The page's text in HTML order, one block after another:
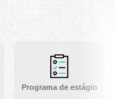
Programa de estágio